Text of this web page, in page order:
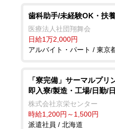
歯科助手/未経験OK・扶
医療法人社団翔舞会
日給1万2,000円
アルバイト・パート / 東京
「寮完備」サーマルプリ
即入寮/製造・工場/日勤/
株式会社京栄センター
時給1,200円～1,500円
派遣社員 / 北海道